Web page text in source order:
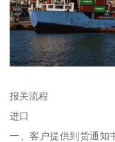
报关流程
进口
一、客户提供到货通知